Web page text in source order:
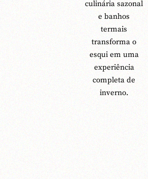
culinária sazonal
e banhos
termais
transforma o
esqui em uma
experiência
completa de
inverno.